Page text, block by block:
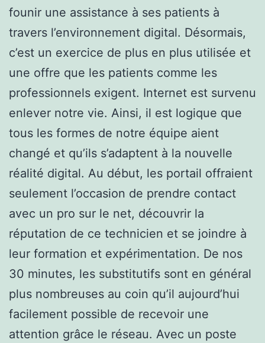
founir une assistance à ses patients à
travers l’environnement digital. Désormais,
c’est un exercice de plus en plus utilisée et
une offre que les patients comme les
professionnels exigent. Internet est survenu
enlever notre vie. Ainsi, il est logique que
tous les formes de notre équipe aient
changé et qu’ils s’adaptent à la nouvelle
réalité digital. Au début, les portail offraient
seulement l’occasion de prendre contact
avec un pro sur le net, découvrir la
réputation de ce technicien et se joindre à
leur formation et expérimentation. De nos
30 minutes, les substitutifs sont en général
plus nombreuses au coin qu’il aujourd’hui
facilement possible de recevoir une
attention grâce le réseau. Avec un poste